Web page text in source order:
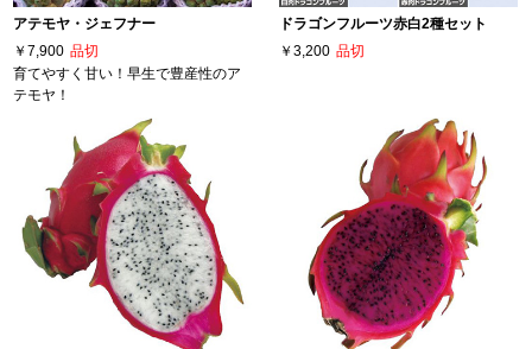
アテモヤ・ジェフナー
￥7,900 品切
育てやすく甘い！早生で豊産性のア
テモヤ！
ドラゴンフルーツ赤白2種セット
￥3,200 品切